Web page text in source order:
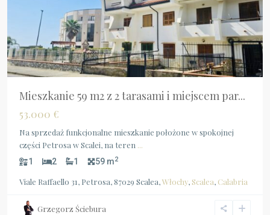
Mieszkanie 59 m2 z 2 tarasami i miejscem par...
53.000 €
Na sprzedaż funkcjonalne mieszkanie położone w spokojnej
części Petrosa w Scalei, na teren ...
1 2 1 59 m2
Viale Raffaello 31, Petrosa, 87029 Scalea,Włochy, Scalea, Calabria
Grzegorz Ściebura